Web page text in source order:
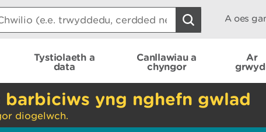
A oes
Tystiolaeth a
data
Canllawiau a
chyngor
Ar
barbiciws yng nghefn gwlad
diogelwch.